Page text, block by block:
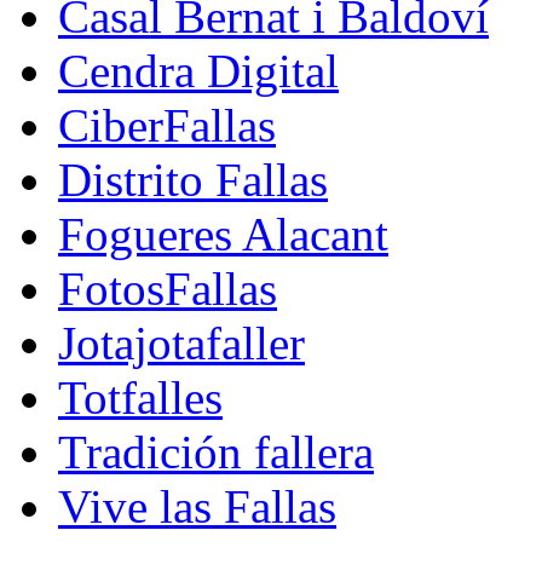
Casal Bernat i Baldoví
Cendra Digital
CiberFallas
Distrito Fallas
Fogueres Alacant
FotosFallas
Jotajotafaller
Totfalles
Tradición fallera
Vive las Fallas